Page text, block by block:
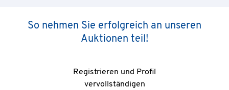
So nehmen Sie erfolgreich an unseren
Auktionen teil!
Registrieren und Profil
vervollständigen